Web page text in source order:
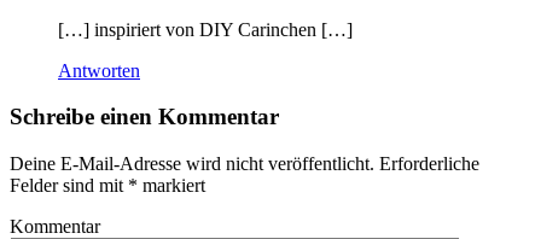
[…] inspiriert von DIY Carinchen […]
Antworten
Schreibe einen Kommentar
Deine E-Mail-Adresse wird nicht veröffentlicht. Erforderliche
Felder sind mit * markiert
Kommentar